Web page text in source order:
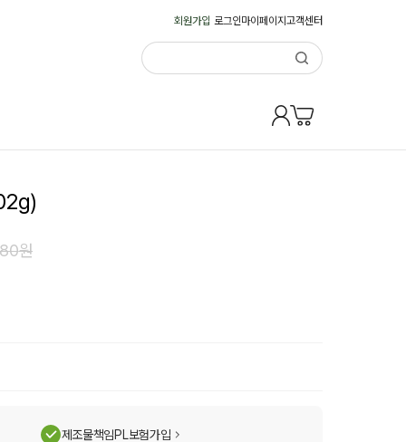
회원가입 로그인마이페이지 고객센터
원
제조물책임PL보험가입